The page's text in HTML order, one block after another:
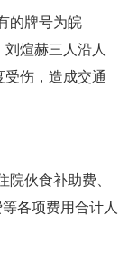
的牌号为皖
煊赫三人沿人
伤，造成交通
伙食补助费、
各项费用合计人